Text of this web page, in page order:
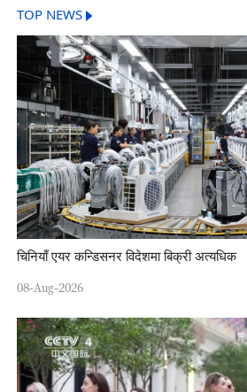
TOP NEWS
चिनियाँ एयर कन्डिसनर विदेशमा बिक्री अत्यधिक
08-Aug-2026